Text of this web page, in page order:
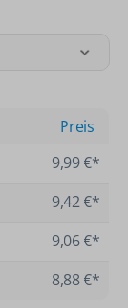
Preis
9,99 €*
9,42 €*
9,06 €*
8,88 €*